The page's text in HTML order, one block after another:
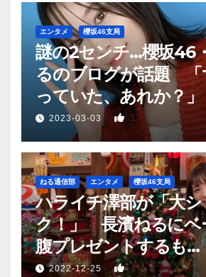
エンタメ 櫻坂46支局
謎の2センチ…櫻坂46
るのブログが話題 「
っていた、あれか？」
2023-03-03 1
ねる通信部 エンタメ 櫻坂46支局
ハライチ澤部が「大
ク！」 長濱ねるにベ
腹プレゼントするも…
2022-12-25 1